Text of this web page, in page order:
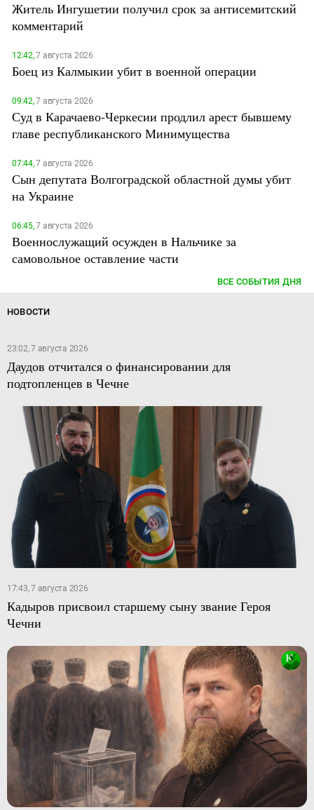
Житель Ингушетии получил срок за антисемитский
комментарий
12:42,7 августа 2026
Боец из Калмыкии убит в военной операции
09:42,7 августа 2026
Суд в Карачаево-Черкесии продлил арест бывшему
главе республиканского Минимущества
07:44,7 августа 2026
Сын депутата Волгоградской областной думы убит
на Украине
06:45,7 августа 2026
Военнослужащий осужден в Нальчике за
самовольное оставление части
ВСЕ СОБЫТИЯ ДНЯ
НОВОСТИ
23:02, 7 августа 2026
Даудов отчитался о финансировании для
подтопленцев в Чечне
17:43, 7 августа 2026
Кадыров присвоил старшему сыну звание Героя
Чечни